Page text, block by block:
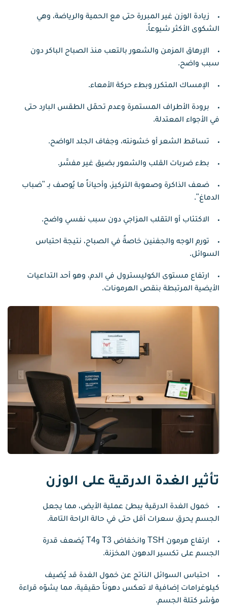
زيادة الوزن غير المبررة حتى مع الحمية والرياضة، وهي
الشكوى الأكثر شيوعاً.
الإرهاق المزمن والشعور بالتعب منذ الصباح الباكر دون
سبب واضح.
الإمساك المتكرر وبطء حركة الأمعاء.
برودة الأطراف المستمرة وعدم تحمّل الطقس البارد حتى
في الأجواء المعتدلة.
تساقط الشعر أو خشونته، وجفاف الجلد الواضح.
بطء ضربات القلب والشعور بضيق غير مفسَّر.
ضعف الذاكرة وصعوبة التركيز، وأحياناً ما يُوصف بـ "ضباب
الدماغ".
الاكتئاب أو التقلب المزاجي دون سبب نفسي واضح.
تورم الوجه والجفنين خاصةً في الصباح، نتيجة احتباس
السوائل.
ارتفاع مستوى الكوليسترول في الدم، وهو أحد التداعيات
الأيضية المرتبطة بنقص الهرمونات.
تأثير الغدة الدرقية على الوزن
خمول الغدة الدرقية يبطئ عملية الأيض، مما يجعل
الجسم يحرق سعرات أقل حتى في حالة الراحة التامة.
ارتفاع هرمون TSH وانخفاض T3 وT4 يُضعف قدرة
الجسم على تكسير الدهون المخزنة.
احتباس السوائل الناتج عن خمول الغدة قد يُضيف
كيلوغرامات إضافية لا تعكس دهوناً حقيقية، مما يشوّه قراءة
مؤشر كتلة الجسم.